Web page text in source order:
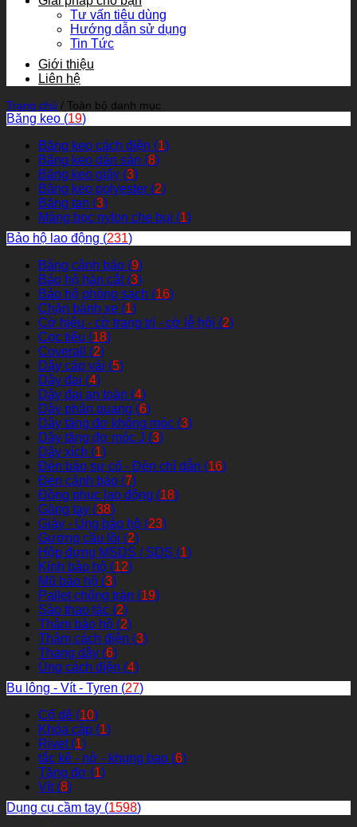
Tư vấn tiêu dùng
Hướng dẫn sử dụng
Tin Tức
Giới thiệu
Liên hệ
Trang chủ / Toàn bộ danh mục
Băng keo (19)
Băng keo cách điện (1)
Băng keo dán sàn (8)
Băng keo giấy (3)
Băng keo polyester (2)
Băng tan (3)
Màng bọc nylon che bụi (1)
Bảo hộ lao động (231)
Bảng cảnh báo (9)
Bảo hộ hàn cắt (3)
Bảo hộ phòng sạch (16)
Chặn bánh xe (1)
Cờ hiệu - cờ trang trí - cờ lễ hội (2)
Cọc tiêu (18)
Coverall (2)
Dây cáp vải (5)
Dây đai (4)
Dây đai an toàn (4)
Dây phản quang (6)
Dây tăng đơ không móc (3)
Dây tăng đơ móc J (3)
Dây xích (1)
Đèn báo sự cố - Đèn chỉ dẫn (16)
Đèn cảnh báo (7)
Đồng phục lao động (18)
Găng tay (38)
Giày - Ủng bảo hộ (23)
Gương cầu lồi (2)
Hộp đựng MSDS / SDS (1)
Kính bảo hộ (12)
Mũ bảo hộ (3)
Pallet chống tràn (19)
Sào thao tác (2)
Thảm bảo hộ (2)
Thảm cách điện (3)
Thang dây (6)
Ủng cách điện (4)
Bu lông - Vít - Tyren (27)
Cổ dê (10)
Khóa cáp (1)
Rivet (1)
tắc kê - nở - khung bao (6)
Tăng đơ (1)
Vít (8)
Dụng cụ cầm tay (1598)